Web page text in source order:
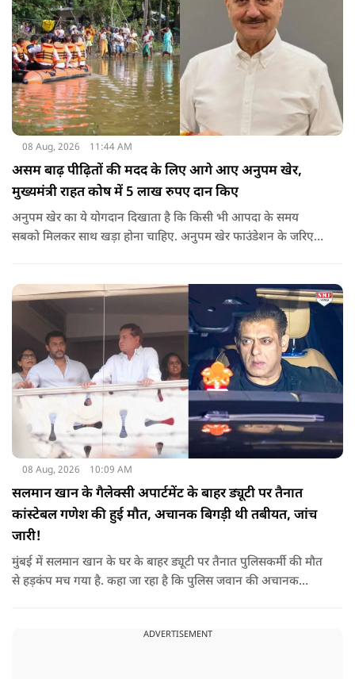
08 Aug, 2026 11:44 AM
असम बाढ़ पीढ़ितों की मदद के लिए आगे आए अनुपम खेर,
मुख्यमंत्री राहत कोष में 5 लाख रुपए दान किए
अनुपम खेर का ये योगदान दिखाता है कि किसी भी आपदा के समय
सबको मिलकर साथ खड़ा होना चाहिए. अनुपम खेर फाउंडेशन के जरिए
मदद के लिए उनके द्वारा किया गया ये दान भी उसी कड़ी का एक हिस्सा है.
08 Aug, 2026 10:09 AM
सलमान खान के गैलेक्सी अपार्टमेंट के बाहर ड्यूटी पर तैनात
कांस्टेबल गणेश की हुई मौत, अचानक बिगड़ी थी तबीयत, जांच
जारी!
मुंबई में सलमान खान के घर के बाहर ड्यूटी पर तैनात पुलिसकर्मी की मौत
से हड़कंप मच गया है. कहा जा रहा है कि पुलिस जवान की अचानक
ADVERTISEMENT